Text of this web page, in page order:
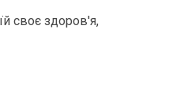
своє здоров'я,